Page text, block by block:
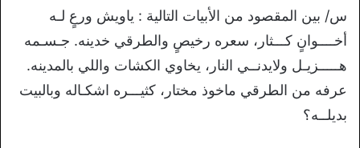
س/ بين المقصود من الأبيات التالية : ياويش ورعٍ لـه
أخــــوانٍ كـــثار، سعره رخيصٍ والطرقي خدينه. جـسـمه
هـــــزيـل ولايدنــي النار، يخاوي الكشات واللي بالمدينه.
عرفه من الطرقي ماخوذ مختار، كثيـــره اشكـاله وبالبيت
بديلــه؟